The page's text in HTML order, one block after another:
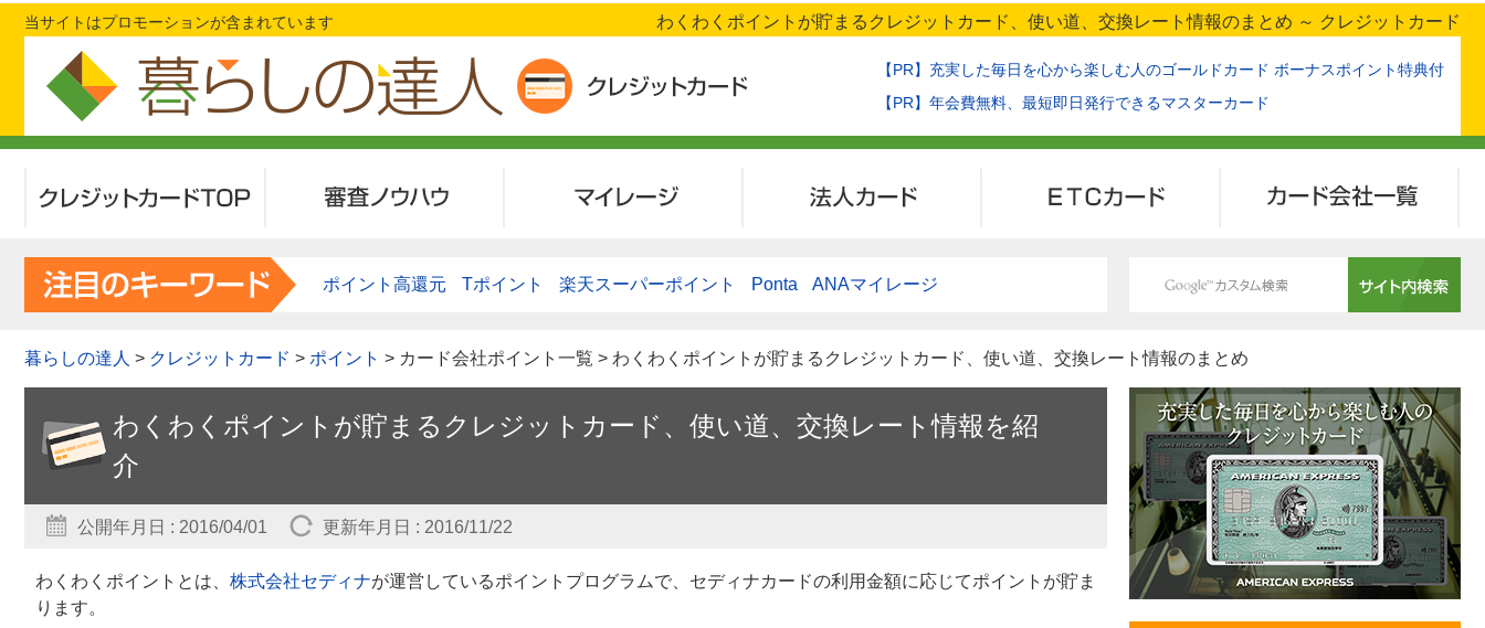
わくわくポイントが貯まるクレジットカード、使い道、交換レート情報のまとめ ～ クレジットカード
当サイトはプロモーションが含まれています
暮らしの達人 > クレジットカード > ポイント > カード会社ポイント一覧 > わくわくポイントが貯まるクレジットカード、使い道、交換レート情報のまとめ
わくわくポイントが貯まるクレジットカード、使い道、交換レート情報を紹
介
公開年月日 : 2016/04/01 更新年月日 : 2016/11/22
わくわくポイントとは、 株式会社セディナが運営しているポイントプログラムで、セディナカードの利用金額に応じてポイントが貯ま
ります。
【PR】充実した毎日を心から楽しむ人のゴールドカード ボーナスポイント特典付
【PR】年会費無料、最短即日発行できるマスターカード
ポイント高還元 Tポイント 楽天スーパーポイント Ponta ANAマイレージ